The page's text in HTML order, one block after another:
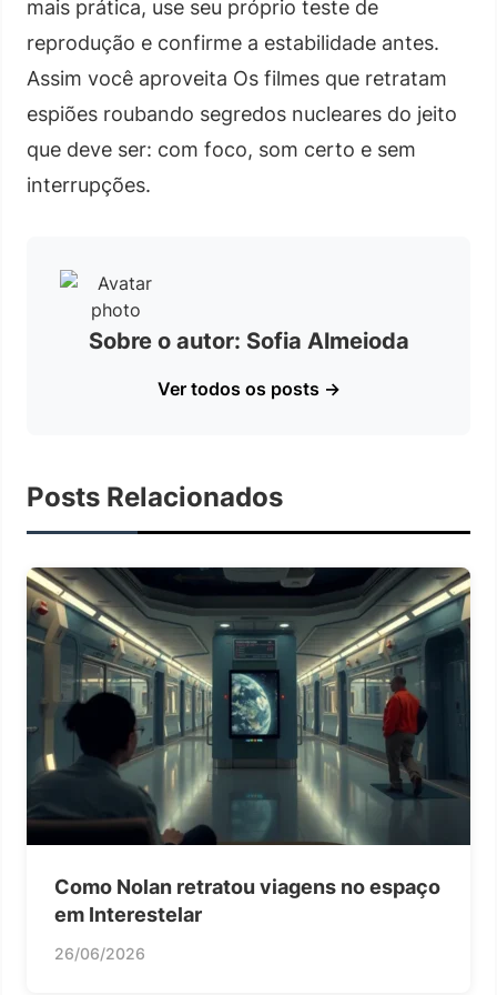
mais prática, use seu próprio teste de
reprodução e confirme a estabilidade antes.
Assim você aproveita Os filmes que retratam
espiões roubando segredos nucleares do jeito
que deve ser: com foco, som certo e sem
interrupções.
Sobre o autor: Sofia Almeioda
Ver todos os posts →
Posts Relacionados
Como Nolan retratou viagens no espaço
em Interestelar
26/06/2026